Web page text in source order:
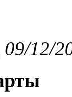
09/12/